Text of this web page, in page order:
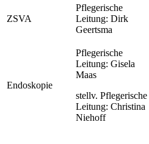
ZSVA
Pflegerische
Leitung: Dirk
Geertsma
Endoskopie
Pflegerische
Leitung: Gisela
Maas
stellv. Pflegerische
Leitung: Christina
Niehoff